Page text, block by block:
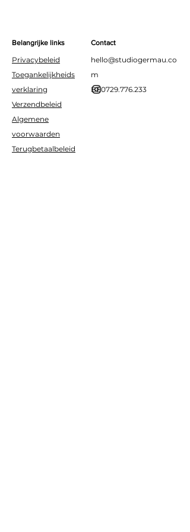
Belangrijke links
Privacybeleid
Toegankelijkheids
verklaring
Verzendbeleid
Algemene
voorwaarden
Terugbetaalbeleid
Contact
hello@studiogermau.co
m
BE0729.776.233